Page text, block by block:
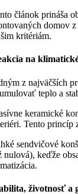
článok prináša
domov
kritériám.
na
z najväčších
teplo a
keramické
Tento princíp
sendvičové
nulová), keďže
životnosť a